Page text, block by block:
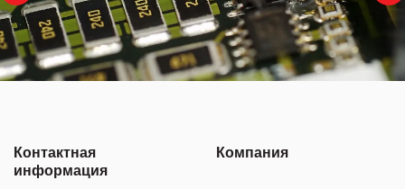
Контактная
информация
Компания